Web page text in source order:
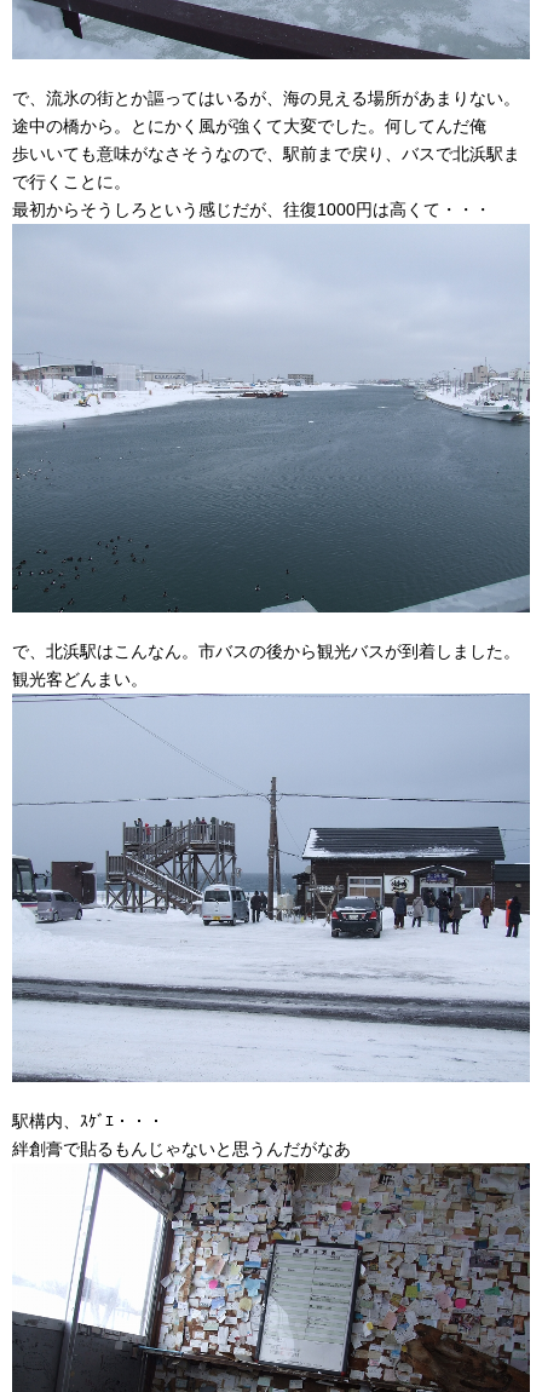
で、流氷の街とか謳ってはいるが、海の見える場所があまりない。
途中の橋から。とにかく風が強くて大変でした。何してんだ俺
歩いいても意味がなさそうなので、駅前まで戻り、バスで北浜駅ま
で行くことに。
最初からそうしろという感じだが、往復1000円は高くて・・・
で、北浜駅はこんなん。市バスの後から観光バスが到着しました。
観光客どんまい。
駅構内、ｽｹﾞｴ・・・
絆創膏で貼るもんじゃないと思うんだがなあ